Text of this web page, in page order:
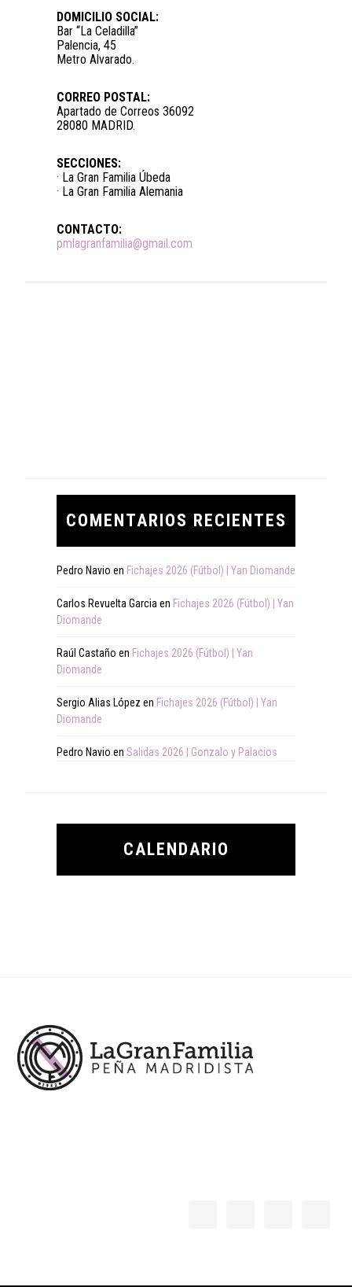
DOMICILIO SOCIAL:
Bar “La Celadilla”
Palencia, 45
Metro Alvarado.
CORREO POSTAL:
Apartado de Correos 36092
28080 MADRID.
SECCIONES:
· La Gran Familia Úbeda
· La Gran Familia Alemania
CONTACTO:
pmlagranfamilia@gmail.com
COMENTARIOS RECIENTES
Pedro Navio en Fichajes 2026 (Fútbol) | Yan Diomande
Carlos Revuelta Garcia en Fichajes 2026 (Fútbol) | Yan
Diomande
Raúl Castaño en Fichajes 2026 (Fútbol) | Yan
Diomande
Sergio Alias López en Fichajes 2026 (Fútbol) | Yan
Diomande
Pedro Navio en Salidas 2026 | Gonzalo y Palacios
CALENDARIO